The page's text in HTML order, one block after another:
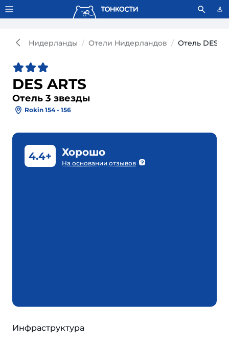
Тонкости используют сookie-файлы. Что это значит?
Нидерланды Отели Нидерландов Отель DES
DES ARTS
Отель 3 звезды
Rokin 154 - 156
4.4+ Хорошо
На основании отзывов
Инфраструктура